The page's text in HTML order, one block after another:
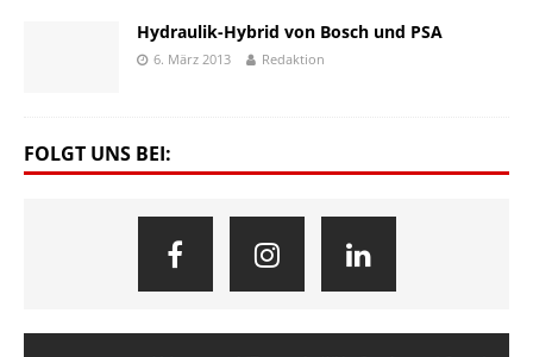
Hydraulik-Hybrid von Bosch und PSA
6. März 2013 Redaktion
FOLGT UNS BEI: